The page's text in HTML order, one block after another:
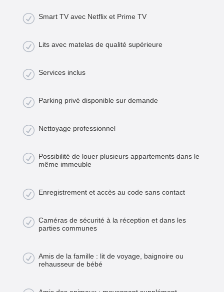
R Smart TV avec Netflix et Prime TV
R Lits avec matelas de qualité supérieure
R Services inclus
R Parking privé disponible sur demande
R Nettoyage professionnel
R Possibilité de louer plusieurs appartements dans le
même immeuble
R Enregistrement et accès au code sans contact
R Caméras de sécurité à la réception et dans les
parties communes
R Amis de la famille : lit de voyage, baignoire ou
rehausseur de bébé